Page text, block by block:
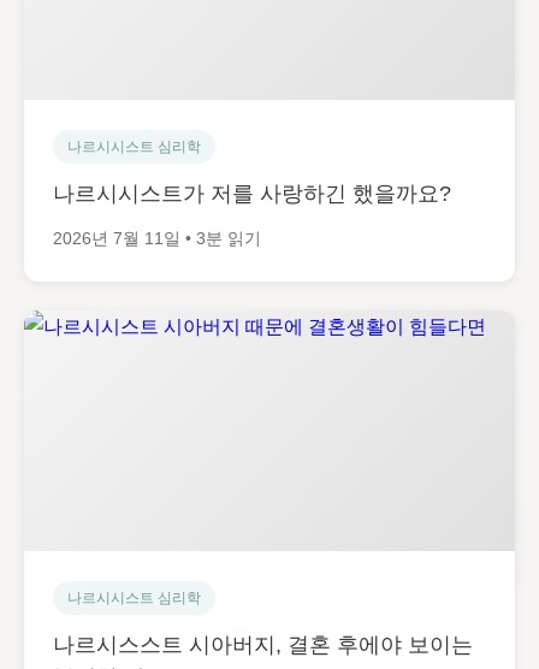
나르시시스트 심리학
나르시시스트가 저를 사랑하긴 했을까요?
2026년 7월 11일 • 3분 읽기
나르시시스트 심리학
나르시스스트 시아버지, 결혼 후에야 보이는